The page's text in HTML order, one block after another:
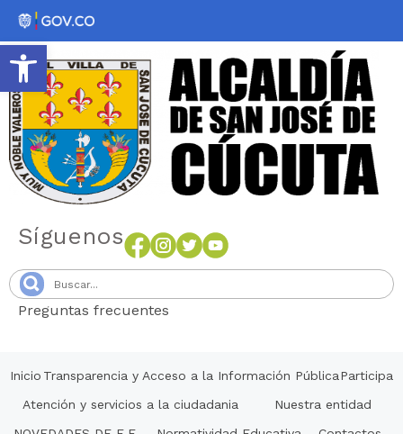
Abrir barra de herramientas
Síguenos
Preguntas frecuentes
Inicio Transparencia y Acceso a la Información PúblicaParticipa
Atención y servicios a la ciudadania
Nuestra entidad